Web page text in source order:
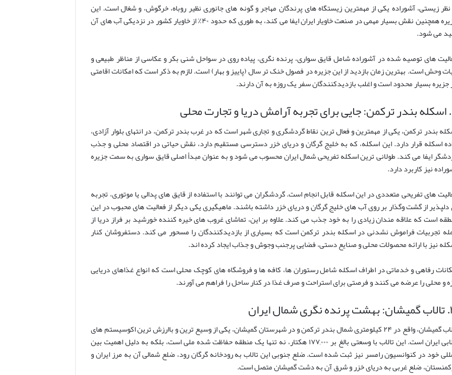
نظر زیستی، آشوراده یکی از مهمترین زیستگاه های پرندگان مهاجر و گونه های جانوری نظیر روباه، خرگوش، و شغال است. این
جزیره همچنین نقش بسیار مهمی در صنعت خاویار ایران ایفا می کند، به طوری که حدود ۴۰٪ از خاویار کشور در نزدیکی آب های آن
می شود.
های توصیه شده در آشوراده شامل قایق سواری، پرنده نگری، پیاده روی در سواحل شنی بکر و عکاسی از مناظر طبیعی و
وحش است. بهترین زمان بازدید از این جزیره در فصول خنک تر سال (پاییز و بهار) است. لازم به ذکر است که امکانات اقامتی
جزیره بسیار محدود است و اغلب بازدیدکنندگان سفر یک روزه به آن دارند.
بندر ترکمن، یکی از مهمترین و فعال ترین نقاط گردشگری و تجاری شهر است که در غرب بندر ترکمن، در انتهای بلوار آزادی،
اسکله قرار دارد. این اسکله، که به خلیج گرگان و دریای خزر دسترسی مستقیم دارد، نقش حیاتی در اقتصاد محلی و جذب
ایفا می کند. طولانی ترین اسکله تفریحی شمال ایران محسوب می شود و به عنوان مبدأ اصلی قایق سواری به سمت جزیره
نیز کاربرد دارد.
های تفریحی متعددی در این اسکله قابل انجام است. گردشگران می توانند با استفاده از قایق های پدالی یا موتوری، تجربه
دلپذیر از گشت وگذار بر روی آب های خلیج گرگان و دریای خزر داشته باشند. ماهیگیری یکی دیگر از فعالیت های محبوب در این
است که علاقه مندان زیادی را به خود جذب می کند. علاوه بر این، تماشای غروب های خیره کننده خورشید بر فراز دریا از
تجربیات فراموش نشدنی در اسکله بندر ترکمن است که بسیاری از بازدیدکنندگان را مسحور می کند. دستفروشان کنار
نیز با ارائه محصولات محلی و صنایع دستی، فضایی پرجنب وجوش و جذاب ایجاد کرده اند.
رفاهی و خدماتی در اطراف اسکله شامل رستوران ها، کافه ها و فروشگاه های کوچک محلی است که انواع غذاهای دریایی
و محلی را عرضه می کنند و فرصتی برای استراحت و صرف غذا در کنار ساحل را فراهم می آورند.
ایران
تالاب گمیشان، واقع در ۲۴ کیلومتری شمال بندر ترکمن و در شهرستان گمیشان، یکی از وسیع ترین و باارزش ترین اکوسیستم های
تالابی ایران است. این تالاب با وسعتی بالغ بر ۱۷۷,۰۰۰ هکتار، نه تنها یک منطقه حفاظت شده ملی است، بلکه به دلیل اهمیت بین
خود در کنوانسیون رامسر نیز ثبت شده است. ضلع جنوبی این تالاب به رودخانه گرگان رود، ضلع شمالی آن به مرز ایران و
ضلع غربی به دریای خزر و شرق آن به دشت گمیشان متصل است.